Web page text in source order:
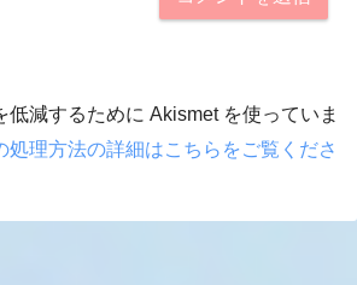
低減するために Akismet を使っていま
処理方法の詳細はこちらをご覧くださ